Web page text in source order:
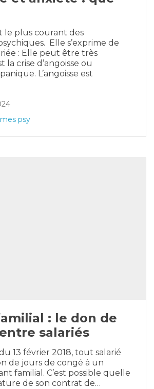
le plus courant des
Elle s’exprime de
: Elle peut être très
la crise d’angoisse ou
L’angoisse est
psy
: le don de
salariés
13 février 2018, tout salarié
de jours de congé à un
familial. C’est possible quelle
de son contrat de…